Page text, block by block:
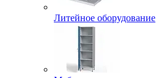
Литейное оборудование